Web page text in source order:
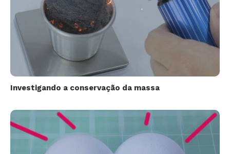
Investigando a conservação da massa